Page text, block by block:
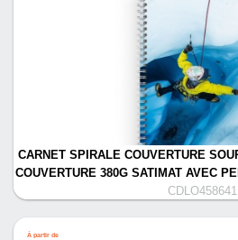
CARNET SPIRALE COUVERTURE
COUVERTURE 380G SATIMAT AVEC
CDLO458641
À partir de